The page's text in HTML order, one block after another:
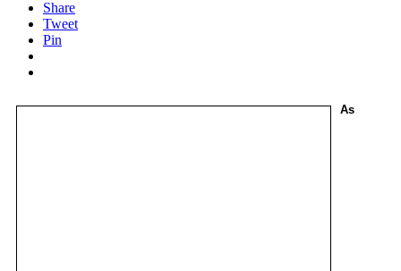
Share
Tweet
Pin
As